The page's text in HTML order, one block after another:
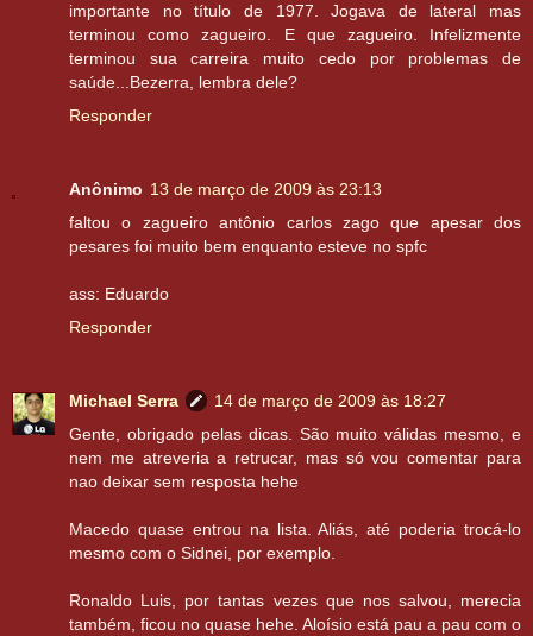
importante no título de 1977. Jogava de lateral mas
terminou como zagueiro. E que zagueiro. Infelizmente
terminou sua carreira muito cedo por problemas de
saúde...Bezerra, lembra dele?
Responder
Anônimo 13 de março de 2009 às 23:13
faltou o zagueiro antônio carlos zago que apesar dos
pesares foi muito bem enquanto esteve no spfc
ass: Eduardo
Responder
Michael Serra
14 de março de 2009 às 18:27
Gente, obrigado pelas dicas. São muito válidas mesmo, e
nem me atreveria a retrucar, mas só vou comentar para
nao deixar sem resposta hehe
Macedo quase entrou na lista. Aliás, até poderia trocá-lo
mesmo com o Sidnei, por exemplo.
Ronaldo Luis, por tantas vezes que nos salvou, merecia
também, ficou no quase hehe. Aloísio está pau a pau com o